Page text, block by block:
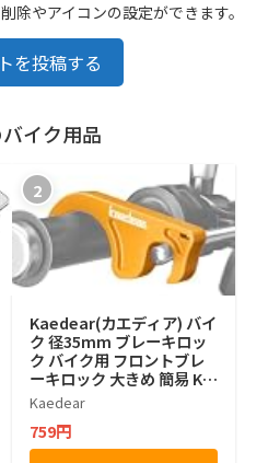
除やアイコンの設定ができます。
を投稿する
イク用品
2
Kaedear(カエディア) バイ
ク 径35mm ブレーキロッ
ク バイク用 フロントブレ
ーキロック 大きめ 簡易 KD
R-SST1 (イエロー)
Kaedear
759円